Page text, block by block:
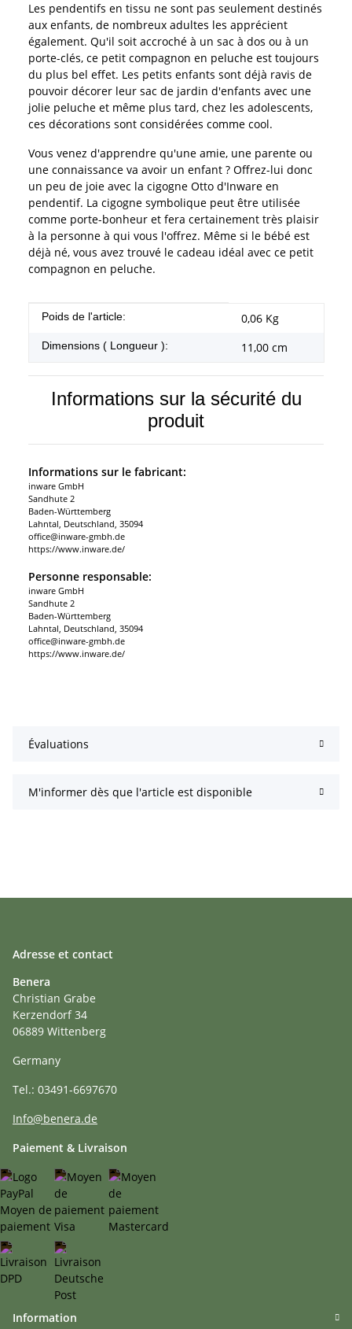
Les pendentifs en tissu ne sont pas seulement destinés
aux enfants, de nombreux adultes les apprécient
également. Qu'il soit accroché à un sac à dos ou à un
porte-clés, ce petit compagnon en peluche est toujours
du plus bel effet. Les petits enfants sont déjà ravis de
pouvoir décorer leur sac de jardin d'enfants avec une
jolie peluche et même plus tard, chez les adolescents,
ces décorations sont considérées comme cool.
Vous venez d'apprendre qu'une amie, une parente ou
une connaissance va avoir un enfant ? Offrez-lui donc
un peu de joie avec la cigogne Otto d'Inware en
pendentif. La cigogne symbolique peut être utilisée
comme porte-bonheur et fera certainement très plaisir
à la personne à qui vous l'offrez. Même si le bébé est
déjà né, vous avez trouvé le cadeau idéal avec ce petit
compagnon en peluche.
#productDetails.itemInformation#
#productDetails.itemValue#
Poids de l'article: 0,06 Kg
Dimensions ( Longueur ): 11,00 cm
Informations sur la sécurité du
produit
Informations sur le fabricant:
inware GmbH
Sandhute 2
Baden-Württemberg
Lahntal, Deutschland, 35094
office@inware-gmbh.de
https://www.inware.de/
Personne responsable:
inware GmbH
Sandhute 2
Baden-Württemberg
Lahntal, Deutschland, 35094
office@inware-gmbh.de
https://www.inware.de/
Évaluations
M'informer dès que l'article est disponible
Adresse et contact
Benera
Christian Grabe
Kerzendorf 34
06889 Wittenberg
Germany
Tel.: 03491-6697670
Info@benera.de
Paiement & Livraison
Information